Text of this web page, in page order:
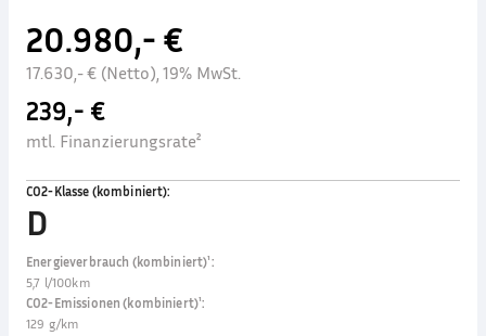
20.980,- €
17.630,- € (Netto), 19% MwSt.
239,- €
mtl. Finanzierungsrate²
CO2-Klasse (kombiniert):
D
Energieverbrauch (kombiniert)¹:
5,7 l/100km
CO2-Emissionen (kombiniert)¹:
129 g/km